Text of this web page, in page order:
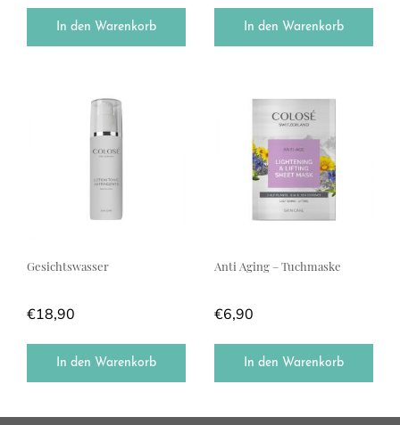
In den Warenkorb In den Warenkorb
Gesichtswasser
€18,90
In den Warenkorb
Anti Aging – Tuchmaske
€6,90
In den Warenkorb